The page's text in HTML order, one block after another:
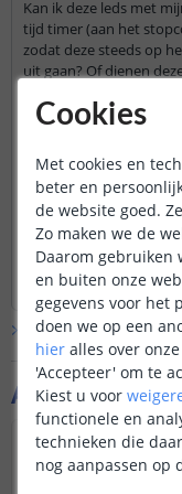
Aanvullende
Kan ik deze leds met
tijd timer (aan het
zodat deze steeds op
uit gaan? Of dienen
aan de voorgaand
waarmee deze is
Alvast dank.
op donderdag
Dat kan, als u de
stopcontact met de
deze uitgaan als de
De eventuele
dimstand van de
gewoon onthouden
stroom er weer op gaat.
Bekijkheleantwoord
Door Bram op donderdag 29
Bekijk alle Vraag &
Cookies
Met cookies en
beter en
de website goed.
Zo maken we de
Daarom gebruiken
en buiten onze
gegevens voor het
doen we op een
hier alles over
'Accepteer' om te
Kiest u voor
functionele en
technieken die
nog aanpassen op